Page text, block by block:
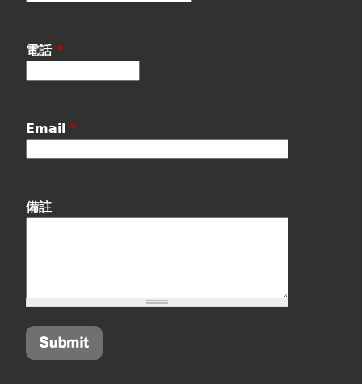
電話*
Email*
備註